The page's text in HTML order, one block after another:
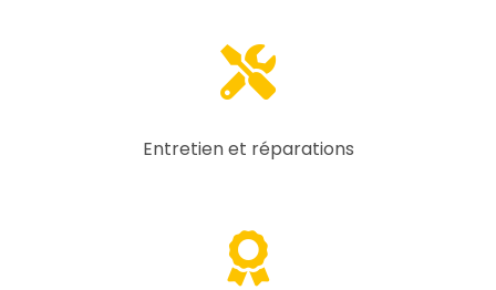
Entretien et réparations